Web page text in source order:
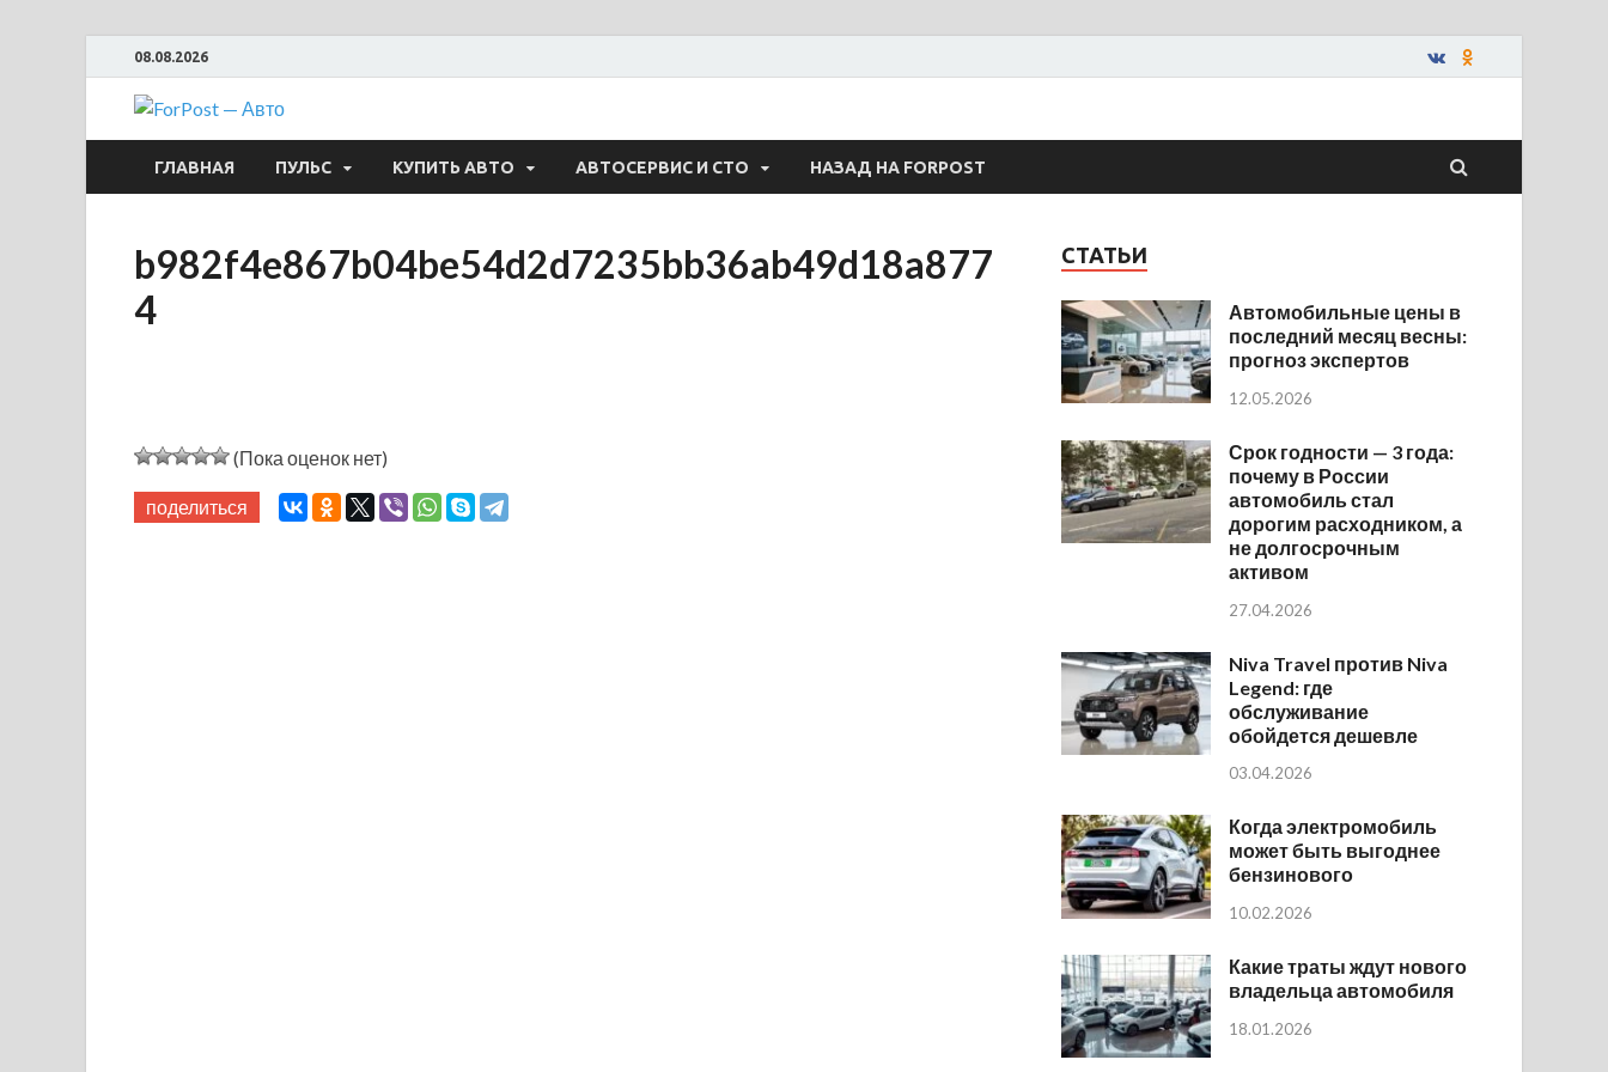
08.08.2026
ForPost — Авто
ГЛАВНАЯ ПУЛЬС КУПИТЬ АВТО АВТОСЕРВИС И СТО НАЗАД НА FORPOST
b982f4e867b04be54d2d7235bb36ab49d18a877
4
(Пока оценок нет)
поделиться
СТАТЬИ
Автомобильные цены в
последний месяц весны:
прогноз экспертов
12.05.2026
Срок годности — 3 года:
почему в России
автомобиль стал
дорогим расходником, а
не долгосрочным
активом
27.04.2026
Niva Travel против Niva
Legend: где
обслуживание
обойдется дешевле
03.04.2026
Когда электромобиль
может быть выгоднее
бензинового
10.02.2026
Какие траты ждут нового
владельца автомобиля
18.01.2026